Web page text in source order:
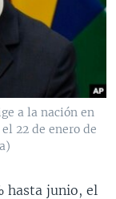
a la nación en
22 de enero de
hasta junio, el